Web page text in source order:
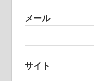
メール
サイト